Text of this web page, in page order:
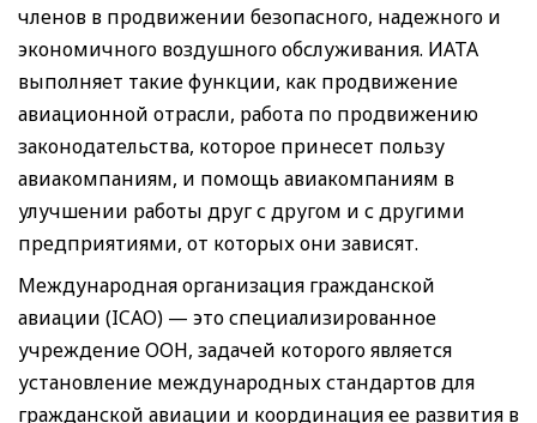
членов в продвижении безопасного, надежного и
экономичного воздушного обслуживания. ИАТА
выполняет такие функции, как продвижение
авиационной отрасли, работа по продвижению
законодательства, которое принесет пользу
авиакомпаниям, и помощь авиакомпаниям в
улучшении работы друг с другом и с другими
предприятиями, от которых они зависят.
Международная организация гражданской
авиации (ICAO) — это специализированное
учреждение ООН, задачей которого является
установление международных стандартов для
гражданской авиации и координация ее развития в